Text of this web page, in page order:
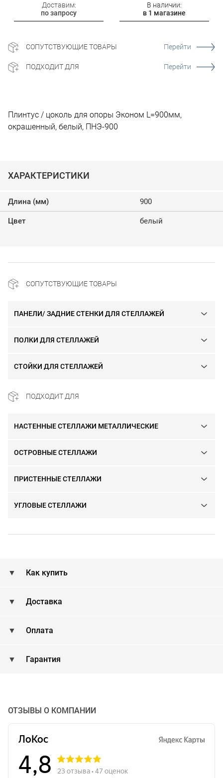
Доставим:
по запросу
В наличии:
в 1 магазине
СОПУТСТВУЮЩИЕ ТОВАРЫ Перейти
ПОДХОДИТ ДЛЯ Перейти
Плинтус / цоколь для опоры Эконом L=900мм,
окрашенный, белый, ПНЭ-900
ХАРАКТЕРИСТИКИ
Длина (мм) 900
Цвет белый
СОПУТСТВУЮЩИЕ ТОВАРЫ
ПАНЕЛИ/ ЗАДНИЕ СТЕНКИ ДЛЯ СТЕЛЛАЖЕЙ
ПОЛКИ ДЛЯ СТЕЛЛАЖЕЙ
СТОЙКИ ДЛЯ СТЕЛЛАЖЕЙ
ПОДХОДИТ ДЛЯ
НАСТЕННЫЕ СТЕЛЛАЖИ МЕТАЛЛИЧЕСКИЕ
ОСТРОВНЫЕ СТЕЛЛАЖИ
ПРИСТЕННЫЕ СТЕЛЛАЖИ
УГЛОВЫЕ СТЕЛЛАЖИ
Как купить
Доставка
Оплата
Гарантия
ОТЗЫВЫ О КОМПАНИИ